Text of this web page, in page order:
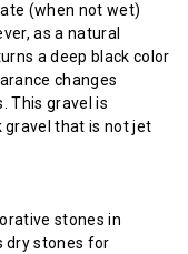
(when not wet)
as a natural
a deep black color
changes
This gravel is
gravel that is not jet
stones in
dry stones for